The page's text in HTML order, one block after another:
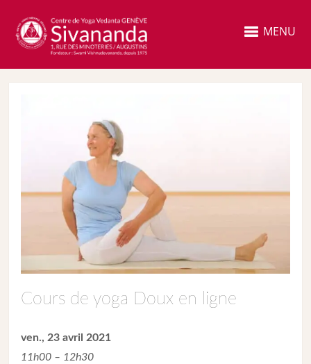
MENU
Cours de yoga Doux en ligne
ven., 23 avril 2021
11h00 – 12h30